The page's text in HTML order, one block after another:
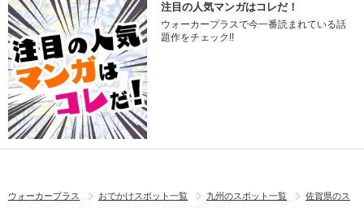
注目の人気マンガはコレだ！
ウォーカープラスで今一番読まれている話
題作をチェック!!
ウォーカープラス おでかけスポット一覧 九州のスポット一覧
佐賀県のス